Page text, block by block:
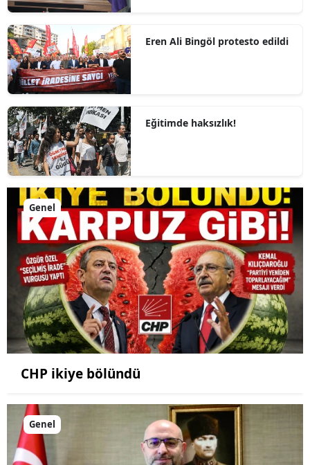
Eren Ali Bingöl protesto edildi
Eğitimde haksızlık!
Genel
CHP ikiye bölündü
Genel